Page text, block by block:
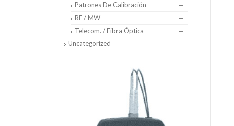
Patrones De Calibración
RF / MW
Telecom. / Fibra Óptica
Uncategorized